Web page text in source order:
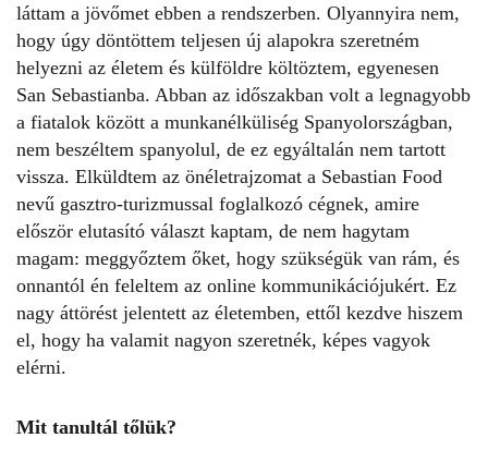
láttam a jövőmet ebben a rendszerben. Olyannyira nem,
hogy úgy döntöttem teljesen új alapokra szeretném
helyezni az életem és külföldre költöztem, egyenesen
San Sebastianba. Abban az időszakban volt a legnagyobb
a fiatalok között a munkanélküliség Spanyolországban,
nem beszéltem spanyolul, de ez egyáltalán nem tartott
vissza. Elküldtem az önéletrajzomat a Sebastian Food
nevű gasztro-turizmussal foglalkozó cégnek, amire
először elutasító választ kaptam, de nem hagytam
magam: meggyőztem őket, hogy szükségük van rám, és
onnantól én feleltem az online kommunikációjukért. Ez
nagy áttörést jelentett az életemben, ettől kezdve hiszem
el, hogy ha valamit nagyon szeretnék, képes vagyok
elérni.
Mit tanultál tőlük?